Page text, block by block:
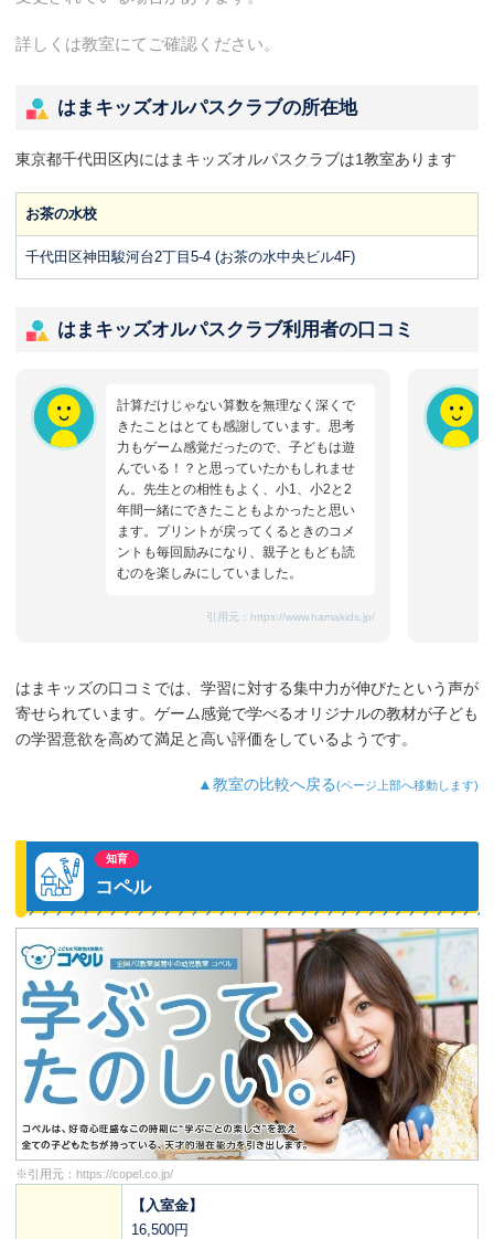
詳しくは教室にてご確認ください。
はまキッズオルパスクラブの所在地
東京都千代田区内にはまキッズオルパスクラブは1教室あります
お茶の水校
千代田区神田駿河台2丁目5-4 (お茶の水中央ビル4F)
はまキッズオルパスクラブ利用者の口コミ
計算だけじゃない算数を無理なく深くで
きたことはとても感謝しています。思考
力もゲーム感覚だったので、子どもは遊
んでいる！？と思っていたかもしれませ
ん。先生との相性もよく、小1、小2と2
年間一緒にできたこともよかったと思い
ます。プリントが戻ってくるときのコメ
ントも毎回励みになり、親子ともども読
むのを楽しみにしていました。
引用元： https://www.hamakids.jp/
はまキッズの口コミでは、学習に対する集中力が伸びたという声が
寄せられています。ゲーム感覚で学べるオリジナルの教材が子ども
の学習意欲を高めて満足と高い評価をしているようです。
▲教室の比較へ戻る(ページ上部へ移動します)
知育
コペル
※引用元： https://copel.co.jp/
【入室金】
16,500円